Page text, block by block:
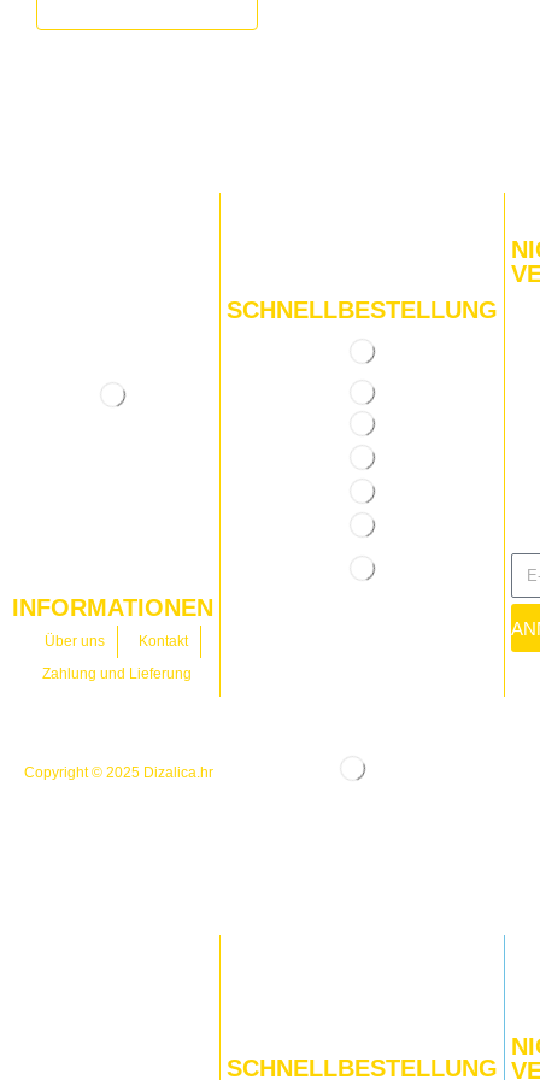
INFORMATIONEN
Über uns
Kontakt
Zahlung und Lieferung
SCHNELLBESTELLUNG
Copyright © 2025 Dizalica.hr
SCHNELLBESTELLUNG